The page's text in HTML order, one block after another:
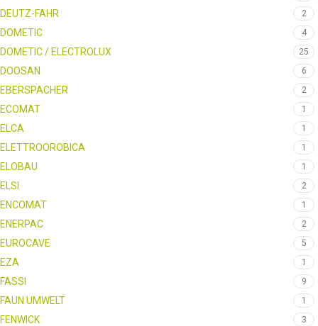
DEUTZ-FAHR 2
DOMETIC 4
DOMETIC / ELECTROLUX 25
DOOSAN 6
EBERSPACHER 2
ECOMAT 1
ELCA 1
ELETTROOROBICA 1
ELOBAU 1
ELSI 2
ENCOMAT 1
ENERPAC 2
EUROCAVE 5
EZA 1
FASSI 9
FAUN UMWELT 1
FENWICK 3